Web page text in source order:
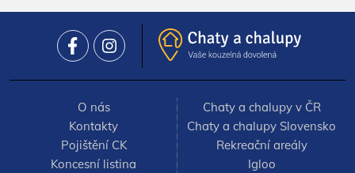
O nás
Kontakty
Pojištění CK
Koncesní listina
Chaty a chalupy v ČR
Chaty a chalupy Slovensko
Rekreační areály
Igloo